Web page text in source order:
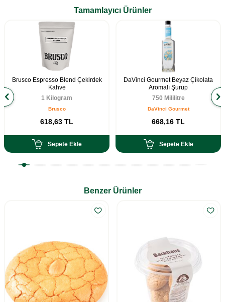
Tamamlayıcı Ürünler
Brusco Espresso Blend Çekirdek
Kahve
1 Kilogram
Brusco
618,63 TL
Sepete Ekle
DaVinci Gourmet Beyaz Çikolata
Aromalı Şurup
750 Mililitre
DaVinci Gourmet
668,16 TL
Sepete Ekle
Benzer Ürünler